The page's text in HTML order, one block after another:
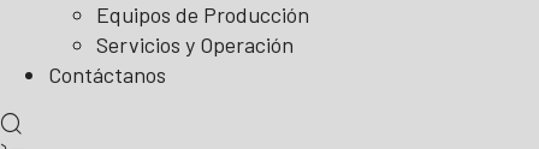
Equipos de Producción
Servicios y Operación
Contáctanos